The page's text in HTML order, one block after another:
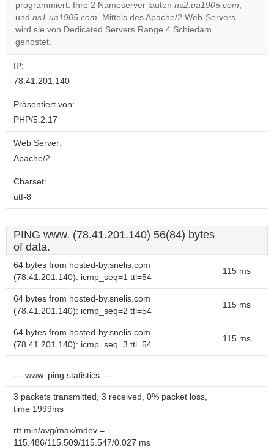
Do you
own this
website?
OK
programmiert. Ihre 2 Nameserver lauten ns2.ua1905.com,
und ns1.ua1905.com. Mittels des Apache/2 Web-Servers
wird sie von Dedicated Servers Range 4 Schiedam
gehostet.
IP:
78.41.201.140
Präsentiert von:
PHP/5.2.17
Web Server:
Apache/2
Charset:
utf-8
PING www. (78.41.201.140) 56(84) bytes
of data.
64 bytes from hosted-by.snelis.com
(78.41.201.140): icmp_seq=1 ttl=54
115 ms
64 bytes from hosted-by.snelis.com
(78.41.201.140): icmp_seq=2 ttl=54
115 ms
64 bytes from hosted-by.snelis.com
(78.41.201.140): icmp_seq=3 ttl=54
115 ms
--- www. ping statistics ---
3 packets transmitted, 3 received, 0% packet loss,
time 1999ms
rtt min/avg/max/mdev =
115.486/115.509/115.547/0.027 ms